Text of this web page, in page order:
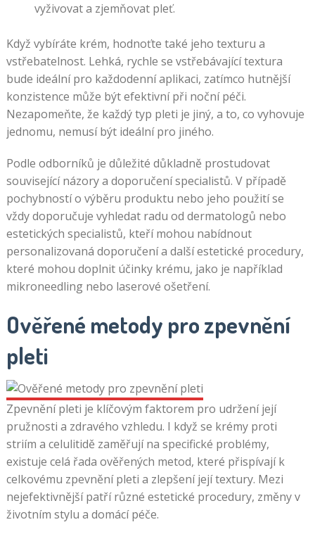
vyživovat a zjemňovat pleť.
Když vybíráte krém, hodnoťte také jeho texturu a
vstřebatelnost. Lehká, rychle se vstřebávající textura
bude ideální pro každodenní aplikaci, zatímco hutnější
konzistence může být efektivní při noční péči.
Nezapomeňte, že každý typ pleti je jiný, a to, co vyhovuje
jednomu, nemusí být ideální pro jiného.
Podle odborníků je důležité důkladně prostudovat
související názory a doporučení specialistů. V případě
pochybností o výběru produktu nebo jeho použití se
vždy doporučuje vyhledat radu od dermatologů nebo
estetických specialistů, kteří mohou nabídnout
personalizovaná doporučení a další estetické procedury,
které mohou doplnit účinky krému, jako je například
mikroneedling nebo laserové ošetření.
Ověřené metody pro zpevnění
pleti
Zpevnění pleti je klíčovým faktorem pro udržení její
pružnosti a zdravého vzhledu. I když se krémy proti
striím a celulitidě zaměřují na specifické problémy,
existuje celá řada ověřených metod, které přispívají k
celkovému zpevnění pleti a zlepšení její textury. Mezi
nejefektivnější patří různé estetické procedury, změny v
životním stylu a domácí péče.